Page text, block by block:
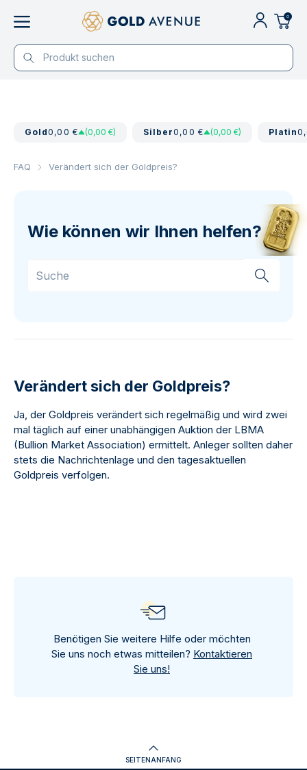
0
Gold0,00 € (0,00 €) Silber0,00 € (0,00 €) Platin
FAQ Verändert sich der Goldpreis?
Wie können wir Ihnen helfen?
Verändert sich der Goldpreis?
Ja, der Goldpreis verändert sich regelmäßig und wird zwei
mal täglich auf einer unabhängigen Auktion der LBMA
(Bullion Market Association) ermittelt. Anleger sollten daher
stets die Nachrichtenlage und den tagesaktuellen
Goldpreis verfolgen.
Benötigen Sie weitere Hilfe oder möchten
Sie uns noch etwas mitteilen? Kontaktieren
Sie uns!
SEITENANFANG